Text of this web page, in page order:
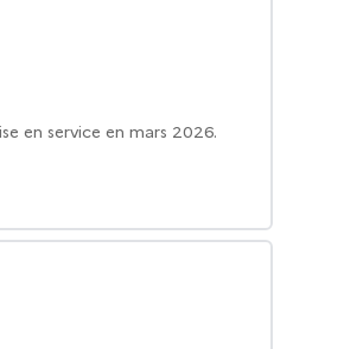
en service en mars 2026.